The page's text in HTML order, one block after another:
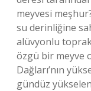
meyvesi
su derinliğine
alüvyonlu
özgü bir meyve
Dağları’nın
gündüz